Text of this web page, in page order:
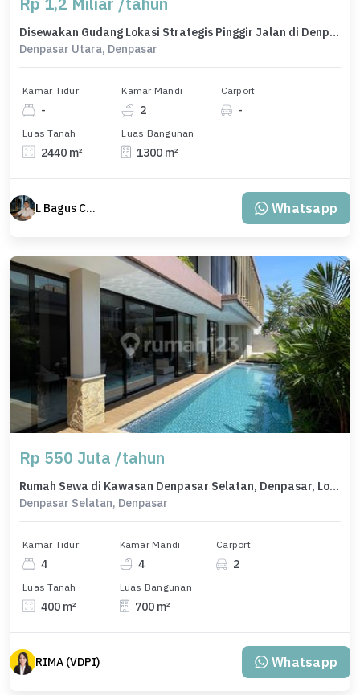
Disewakan Gudang Lokasi Strategis Pinggir Jalan di Denpasar Utara
Denpasar Utara, Denpasar
Kamar Tidur
-
Kamar Mandi
2
Carport
-
Luas Tanah
2440 m²
Luas Bangunan
1300 m²
L Bagus Cakra Baskara Whatsapp
Rp 550 Juta /tahun
Rumah Sewa di Kawasan Denpasar Selatan, Denpasar, Lokasi Strategis, Harga Menarik
Denpasar Selatan, Denpasar
Kamar Tidur
4
Kamar Mandi
4
Carport
2
Luas Tanah
400 m²
Luas Bangunan
700 m²
RIMA (VDPI) Whatsapp